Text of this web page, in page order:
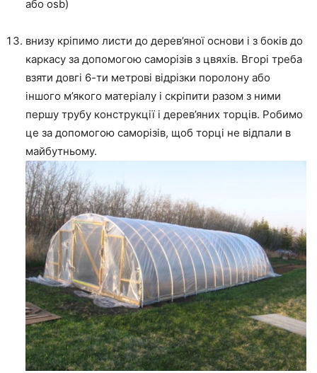
або osb)
внизу кріпимо листи до дерев’яної основи і з боків до
каркасу за допомогою саморізів з цвяхів. Вгорі треба
взяти довгі 6-ти метрові відрізки поролону або
іншого м’якого матеріалу і скріпити разом з ними
першу трубу конструкції і дерев’яних торців. Робимо
це за допомогою саморізів, щоб торці не відпали в
майбутньому.